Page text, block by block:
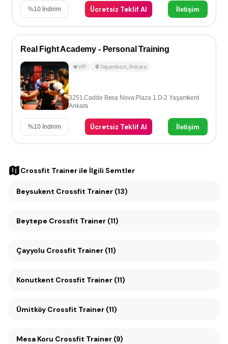
%10 İndirim Ücretsiz Teklif Al İletişim
Real Fight Academy - Personal Training
VIP Yaşamkent,Ankara
3251.Cadde Besa Nova Plaza 1 D-2 Yaşamkent
Ankara
%10 İndirim Ücretsiz Teklif Al İletişim
Crossfit Trainer ile İlgili Semtler
Beysukent Crossfit Trainer (13)
Beytepe Crossfit Trainer (11)
Çayyolu Crossfit Trainer (11)
Konutkent Crossfit Trainer (11)
Ümitköy Crossfit Trainer (11)
Mesa Koru Crossfit Trainer (9)